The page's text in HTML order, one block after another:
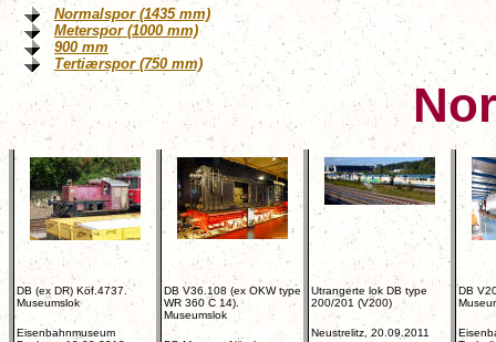
Normalspor (1435 mm)
Meterspor (1000 mm)
900 mm
Tertiærspor (750 mm)
DB (ex DR) Köf.4737.
Museumslok
Eisenbahnmuseum
DB V36.108 (ex OKW type
WR 360 C 14).
Museumslok
Utrangerte lok DB type
200/201 (V200)
Neustrelitz, 20.09.2011
DB